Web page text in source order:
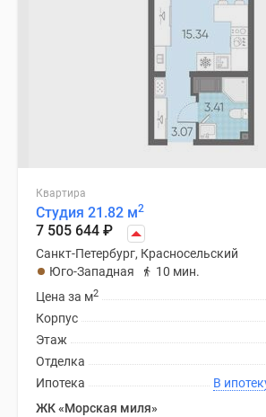
Квартира
Студия 21.82 м2
7 505 644 ₽
Санкт-Петербург, Красносельский
Юго-Западная
10 мин.
Цена за м2
Корпус
Этаж
Отделка
Ипотека
ЖК «Морская миля»